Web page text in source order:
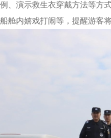
、演示救生衣穿戴方法等方
舱内嬉戏打闹等，提醒游客